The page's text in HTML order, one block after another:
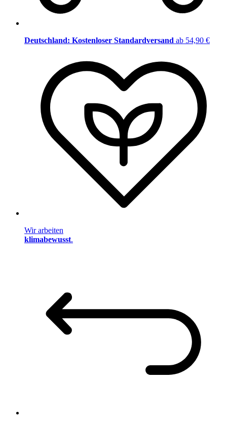
Deutschland: Kostenloser Standardversand ab 54,90 €
Wir arbeiten
klimabewusst.